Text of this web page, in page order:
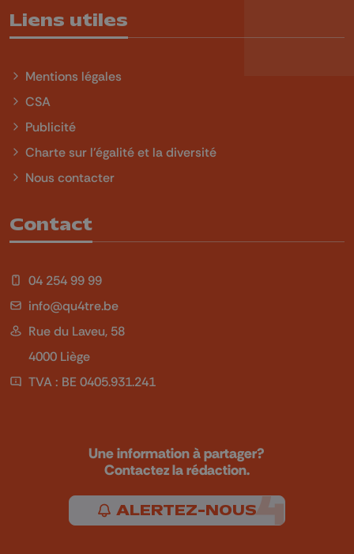
Liens utiles
Mentions légales
CSA
Publicité
Charte sur l'égalité et la diversité
Nous contacter
Contact
04 254 99 99
info@qu4tre.be
Rue du Laveu, 58
4000 Liège
TVA : BE 0405.931.241
Une information à partager?
Contactez la rédaction.
ALERTEZ-NOUS